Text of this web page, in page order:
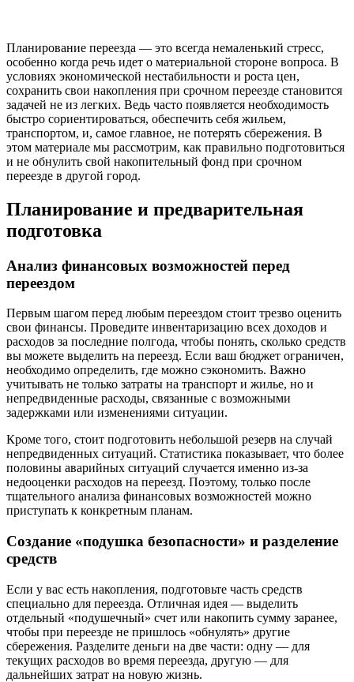
Планирование переезда — это всегда немаленький стресс,
особенно когда речь идет о материальной стороне вопроса. В
условиях экономической нестабильности и роста цен,
сохранить свои накопления при срочном переезде становится
задачей не из легких. Ведь часто появляется необходимость
быстро сориентироваться, обеспечить себя жильем,
транспортом, и, самое главное, не потерять сбережения. В
этом материале мы рассмотрим, как правильно подготовиться
и не обнулить свой накопительный фонд при срочном
переезде в другой город.
Планирование и предварительная
подготовка
Анализ финансовых возможностей перед
переездом
Первым шагом перед любым переездом стоит трезво оценить
свои финансы. Проведите инвентаризацию всех доходов и
расходов за последние полгода, чтобы понять, сколько средств
вы можете выделить на переезд. Если ваш бюджет ограничен,
необходимо определить, где можно сэкономить. Важно
учитывать не только затраты на транспорт и жилье, но и
непредвиденные расходы, связанные с возможными
задержками или изменениями ситуации.
Кроме того, стоит подготовить небольшой резерв на случай
непредвиденных ситуаций. Статистика показывает, что более
половины аварийных ситуаций случается именно из-за
недооценки расходов на переезд. Поэтому, только после
тщательного анализа финансовых возможностей можно
приступать к конкретным планам.
Создание «подушка безопасности» и разделение
средств
Если у вас есть накопления, подготовьте часть средств
специально для переезда. Отличная идея — выделить
отдельный «подушечный» счет или накопить сумму заранее,
чтобы при переезде не пришлось «обнулять» другие
сбережения. Разделите деньги на две части: одну — для
текущих расходов во время переезда, другую — для
дальнейших затрат на новую жизнь.